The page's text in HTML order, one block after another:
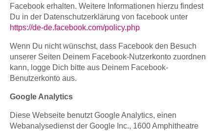
Facebook erhalten. Weitere Informationen hierzu findest
Du in der Datenschutzerklärung von facebook unter
https://de-de.facebook.com/policy.php
Wenn Du nicht wünschst, dass Facebook den Besuch
unserer Seiten Deinem Facebook-Nutzerkonto zuordnen
kann, logge Dich bitte aus Deinem Facebook-
Benutzerkonto aus.
Google Analytics
Diese Webseite benutzt Google Analytics, einen
Webanalysedienst der Google Inc., 1600 Amphitheatre